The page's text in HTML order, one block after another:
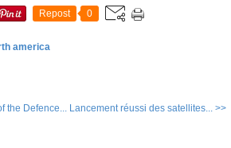
Repost 0
america
the Defence... Lancement réussi des satellites... >>